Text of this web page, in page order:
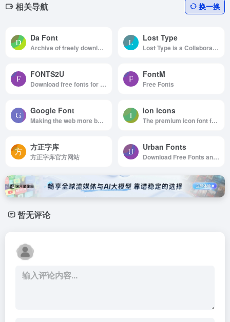
相关导航 换一换
Da Font
Archive of freely downloadable fonts.
Lost Type
Lost Type is a Collaborative Digital Type Foundry
FONTS2U
Download free fonts for Windows and Macintosh.
FontM
Free Fonts
Google Font
Making the web more beautiful, fast, and open through great typography
ion icons
The premium icon font for Ionic Framework
方正字库
方正字库官方网站
Urban Fonts
Download Free Fonts and Free Dingbats.
暂无评论